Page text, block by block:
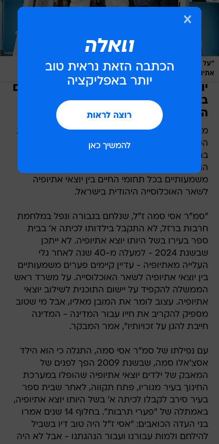
"על משרד ראש הממשלה להקפיד על יישום התוכנית לשילוב יוצאי
אתיופיה"
יותר מ-40 שנה אחרי: עדיין ישנם פערים
בין יוצאי אתיופיה לשאר האוכלוסייה
היהודית בישראל
מבקר המדינה אנגלמן בדק גם את פעילות הרשויות
המקומיות לשילוב ולהכללה של יוצאי אתיופיה
הגדולים של יהודי אתיופיה, עדיין יש פערים
משמעותיים בכל תחומי החיים בין יוצאי אתיופיה
לשאר האוכלוסייה היהודית בישראל.
"סמ"ר אסי סמה ז"ל, שנלחם בגבורה ונפל במלחמת
חרבות ברזל, לא התקבל בילדותו לכיתה א' בבית
ספר בעירו בשל היותו יוצא אתיופיה. לא ייתכן
שבשנת 2024 - למעלה מ-40 שנה לאחר גלי
העלייה מאתיופיה - עדיין קיימים פערים משמעותיים
בין יוצאי אתיופיה לשאר האוכלוסייה. על משרד ראש
הממשלה להקפיד על יישום התוכנית לשילוב יוצאי
אתיופיה. עצוב לומר את המובן מאליו, אבל מי שטוב
מספיק להקריב את חייו עבור המדינה - המדינה
חייבת להגן על זכויותיו", אמר המבקר.
עם נפילתו של סמ"ר אסי סמה, התגלה כי הוא הילד
אסצ'אלו סמה, שבשנת 2009 הפך לפנים של
המאבק של ילדים יוצאי אתיופיה שהופלו במערכת
החינוך בעיר מגוריו, פתח תקווה, לאחר שבית ספר
בעיר סירב לקבלו לכיתה א' בשל היותו יוצא אתיופיה,
באמתלה של "פערי תרבות". בחלוף 14 שנים אמרו
בני העדה הכואבים: "אסי ז"ל היה טוב דיו בשביל
להילחם ולמות עבורנו ועבור הנהגתנו - אבל לא היה